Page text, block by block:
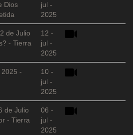
Dios
jul -
2025
de Julio
- Tierra
12 -
jul -
2025
2025 -
10 -
jul -
2025
de Julio
- Tierra
06 -
jul -
2025